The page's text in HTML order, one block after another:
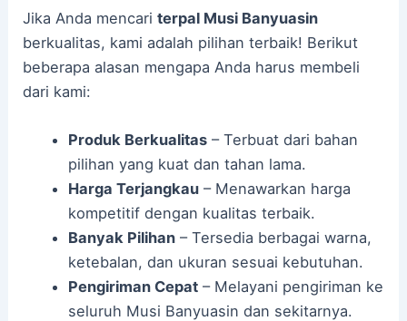
Jika Anda mencariterpal Musi Banyuasin
berkualitas, kami adalah pilihan terbaik! Berikut
beberapa alasan mengapa Anda harus membeli
dari kami:
Produk Berkualitas– Terbuat dari bahan
pilihan yang kuat dan tahan lama.
Harga Terjangkau– Menawarkan harga
kompetitif dengan kualitas terbaik.
Banyak Pilihan– Tersedia berbagai warna,
ketebalan, dan ukuran sesuai kebutuhan.
Pengiriman Cepat– Melayani pengiriman ke
seluruh Musi Banyuasin dan sekitarnya.